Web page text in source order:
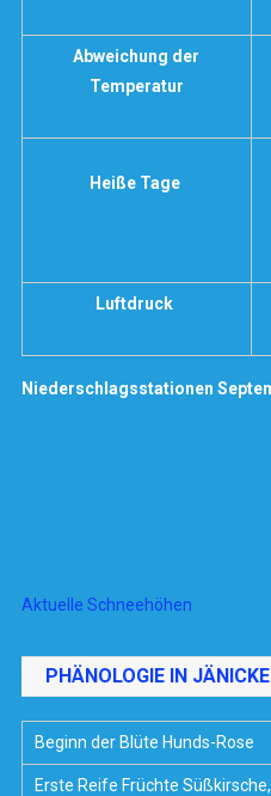
Abweichung der
Temperatur
Heiße Tage
Luftdruck
Niederschlagsstationen
Aktuelle Schneehöhen
PHÄNOLOGIE IN
Beginn der Blüte Hunds-Rose
Erste Reife Früchte Süßkirsche,